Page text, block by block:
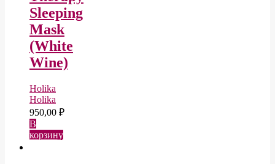
Sleeping
Mask
(White
Wine)
Holika
Holika
950,00 ₽
В
корзину